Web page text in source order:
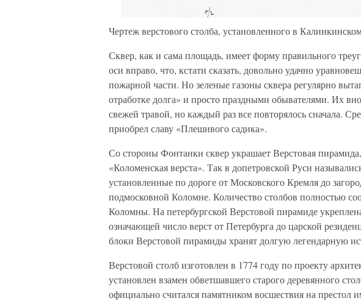
Чертеж верстового столба, установленного в
Сквер, как и сама площадь, имеет форму правильного
оси вправо, что, кстати сказать, довольно удачно
пожарной части. Но зеленые газоны сквера регулярно
отработке долга» и просто праздными обывателями. Их
свежей травой, но каждый раз все повторялось сначала.
приобрел славу «Плешивого садика».
Со стороны Фонтанки сквер украшает Верстовая
«Коломенская верста». Так в допетровской Руси
установленные по дороге от Московского Кремля до
подмосковной Коломне. Количество столбов полностью
Коломны. На петербургской Верстовой пирамиде
означающей число верст от Петербурга до царской
блоки Верстовой пирамиды хранят долгую легендарную
Верстовой столб изготовлен в 1774 году по проекту
установлен взамен обветшавшего старого деревянного
официально считался памятником восшествия на